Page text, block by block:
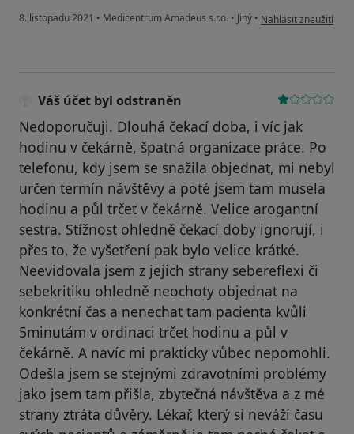
8. listopadu 2021 • Medicentrum Amadeus s.r.o. • Jiný • podle názoru
Nahlásit zneužití
Váš účet byl odstraněn
Nedoporučuji. Dlouhá čekací doba, i víc jak
hodinu v čekárně, špatná organizace práce. Po
telefonu, kdy jsem se snažila objednat, mi nebyl
určen termín návštěvy a poté jsem tam musela
hodinu a půl trčet v čekárně. Velice arogantní
sestra. Stížnost ohledně čekací doby ignorují, i
přes to, že vyšetření pak bylo velice krátké.
Neevidovala jsem z jejich strany sebereflexi či
sebekritiku ohledně neochoty objednat na
konkrétní čas a nenechat tam pacienta kvůli
5minutám v ordinaci trčet hodinu a půl v
čekárně. A navíc mi prakticky vůbec nepomohli.
Odešla jsem se stejnými zdravotními problémy
jako jsem tam přišla, zbytečná návštěva a z mé
strany ztráta důvěry. Lékař, který si neváží času